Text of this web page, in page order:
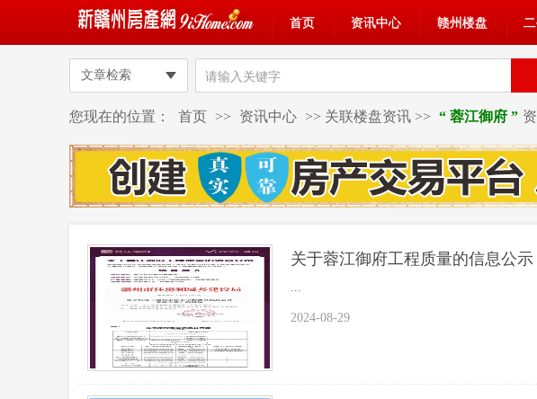
首页 资讯中心 赣州楼盘
文章检索
您现在的位置： 首页 >> 资讯中心 >> 关联楼盘资讯 >> “ 蓉江御府 ”
关于蓉江御府工程质量的信息公示
...
2024-08-29